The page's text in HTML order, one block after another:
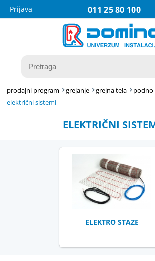
011 25 80 100
Prijava
prodajni program grejanje grejna tela
podno
električni sistemi
ELEKTRIČNI
ELEKTRO STAZE